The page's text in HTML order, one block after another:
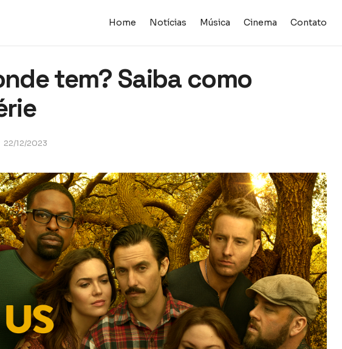
Home Notícias Música Cinema Contato
tem? Saiba como
22/12/2023